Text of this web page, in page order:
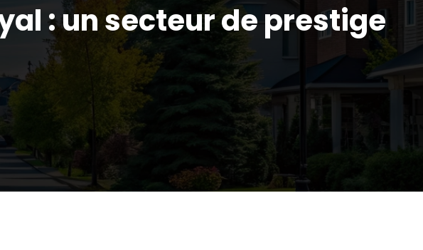
: un secteur de prestige